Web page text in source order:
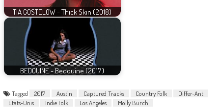
TIA GOSTELOW - Thick Skin (2018)
BEDOUINE - Bedouine (2017)
Tagged 2017 Austin Captured Tracks Country Folk
Differ-Ant
Etats-Unis
Indie Folk Los Angeles Molly Burch